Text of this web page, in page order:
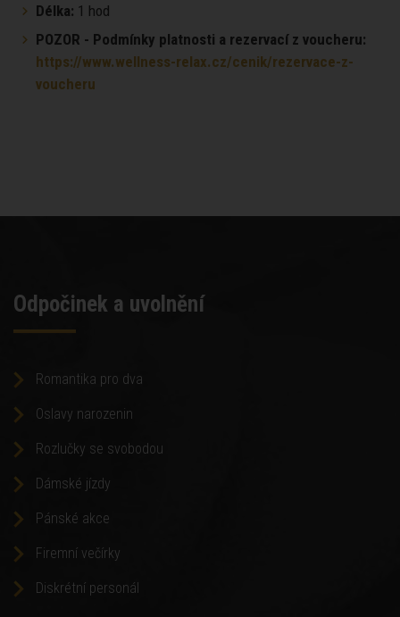
Délka: 1 hod
POZOR - Podmínky platnosti a rezervací z voucheru:
https://www.wellness-relax.cz/cenik/rezervace-z-
voucheru
Odpočinek a uvolnění
Romantika pro dva
Oslavy narozenin
Rozlučky se svobodou
Dámské jízdy
Pánské akce
Firemní večírky
Diskrétní personál